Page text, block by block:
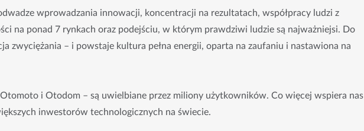
wprowadzania innowacji, koncentracji na rezultatach, współpracy ludzi z
na ponad 7 rynkach oraz podejściu, w którym prawdziwi ludzie są najważniejsi. Do
zwyciężania – i powstaje kultura pełna energii, oparta na zaufaniu i nastawiona na
Otomoto i Otodom – są uwielbiane przez miliony użytkowników. Co więcej wspiera nas
inwestorów technologicznych na świecie.